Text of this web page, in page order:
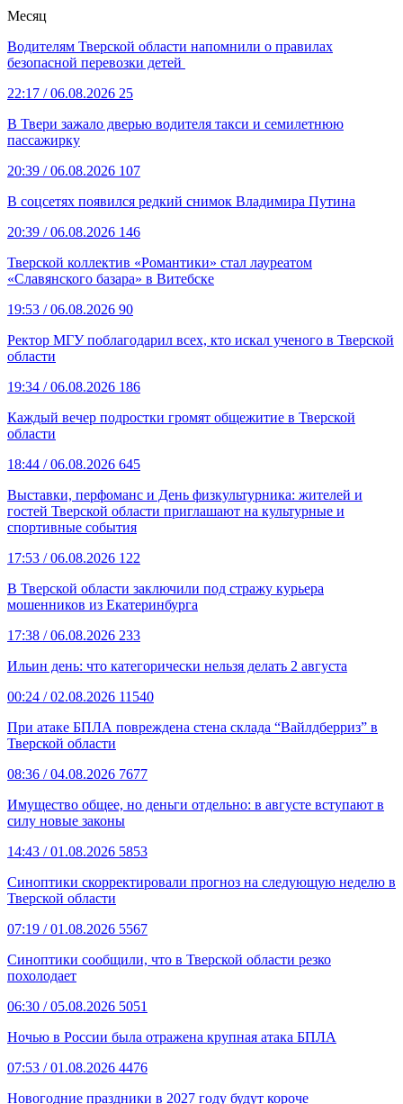
Месяц
Водителям Тверской области напомнили о правилах
безопасной перевозки детей
22:17 / 06.08.2026 25
В Твери зажало дверью водителя такси и семилетнюю
пассажирку
20:39 / 06.08.2026 107
В соцсетях появился редкий снимок Владимира Путина
20:39 / 06.08.2026 146
Тверской коллектив «Романтики» стал лауреатом
«Славянского базара» в Витебске
19:53 / 06.08.2026 90
Ректор МГУ поблагодарил всех, кто искал ученого в Тверской
области
19:34 / 06.08.2026 186
Каждый вечер подростки громят общежитие в Тверской
области
18:44 / 06.08.2026 645
Выставки, перфоманс и День физкультурника: жителей и
гостей Тверской области приглашают на культурные и
спортивные события
17:53 / 06.08.2026 122
В Тверской области заключили под стражу курьера
мошенников из Екатеринбурга
17:38 / 06.08.2026 233
Ильин день: что категорически нельзя делать 2 августа
00:24 / 02.08.2026 11540
При атаке БПЛА повреждена стена склада “Вайлдберриз” в
Тверской области
08:36 / 04.08.2026 7677
Имущество общее, но деньги отдельно: в августе вступают в
силу новые законы
14:43 / 01.08.2026 5853
Синоптики скорректировали прогноз на следующую неделю в
Тверской области
07:19 / 01.08.2026 5567
Синоптики сообщили, что в Тверской области резко
похолодает
06:30 / 05.08.2026 5051
Ночью в России была отражена крупная атака БПЛА
07:53 / 01.08.2026 4476
Новогодние праздники в 2027 году будут короче